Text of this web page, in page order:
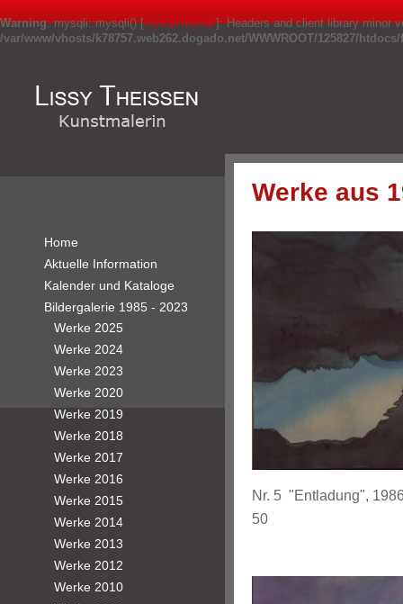
Warning: mysqli::mysqli() [mysqli.mysqli]: Headers and client library minor
/var/www/vhosts/k78757.web262.dogado.net/WWWROOT/125827/
Home
Aktuelle Information
Kalender und Kataloge
Bildergalerie 1985 - 2023
Werke 2025
Werke 2024
Werke 2023
Werke 2020
Werke 2019
Werke 2018
Werke 2017
Werke 2016
Werke 2015
Werke 2014
Werke 2013
Werke 2012
Werke 2010
Werke aus
Nr. 5
50